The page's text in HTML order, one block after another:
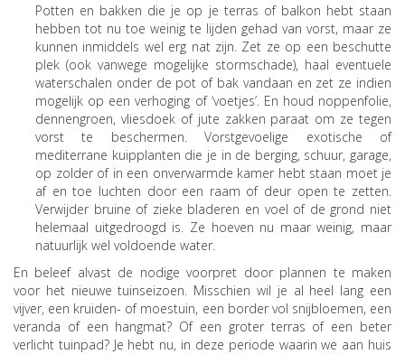
Potten en bakken die je op je terras of balkon hebt staan
hebben tot nu toe weinig te lijden gehad van vorst, maar ze
kunnen inmiddels wel erg nat zijn. Zet ze op een beschutte
plek (ook vanwege mogelijke stormschade), haal eventuele
waterschalen onder de pot of bak vandaan en zet ze indien
mogelijk op een verhoging of ‘voetjes’. En houd noppenfolie,
dennengroen, vliesdoek of jute zakken paraat om ze tegen
vorst te beschermen. Vorstgevoelige exotische of
mediterrane kuipplanten die je in de berging, schuur, garage,
op zolder of in een onverwarmde kamer hebt staan moet je
af en toe luchten door een raam of deur open te zetten.
Verwijder bruine of zieke bladeren en voel of de grond niet
helemaal uitgedroogd is. Ze hoeven nu maar weinig, maar
natuurlijk wel voldoende water.
En beleef alvast de nodige voorpret door plannen te maken
voor het nieuwe tuinseizoen. Misschien wil je al heel lang een
vijver, een kruiden- of moestuin, een border vol snijbloemen, een
veranda of een hangmat? Of een groter terras of een beter
verlicht tuinpad? Je hebt nu, in deze periode waarin we aan huis